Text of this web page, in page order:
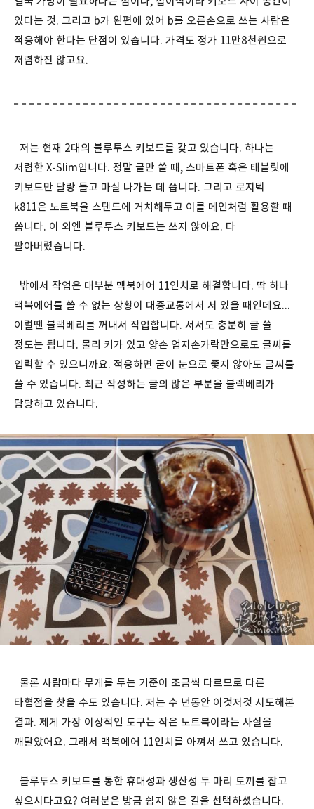
있다는 것. 그리고 b가 왼편에 있어 b를 오른손으로 쓰는 사람은
적응해야 한다는 단점이 있습니다. 가격도 정가 11만8천원으로
저렴하진 않고요.
저는 현재 2대의 블루투스 키보드를 갖고 있습니다. 하나는
저렴한 X-Slim입니다. 정말 글만 쓸 때, 스마트폰 혹은 태블릿에
키보드만 달랑 들고 마실 나가는 데 씁니다. 그리고 로지텍
k811은 노트북을 스탠드에 거치해두고 이를 메인처럼 활용할 때
씁니다. 이 외엔 블루투스 키보드는 쓰지 않아요. 다
팔아버렸습니다.
밖에서 작업은 대부분 맥북에어 11인치로 해결합니다. 딱 하나
맥북에어를 쓸 수 없는 상황이 대중교통에서 서 있을 때인데요...
이럴땐 블랙베리를 꺼내서 작업합니다. 서서도 충분히 글 쓸
정도는 됩니다. 물리 키가 있고 양손 엄지손가락만으로도 글씨를
입력할 수 있으니까요. 적응하면 굳이 눈으로 좇지 않아도 글씨를
쓸 수 있습니다. 최근 작성하는 글의 많은 부분을 블랙베리가
담당하고 있습니다.
물론 사람마다 무게를 두는 기준이 조금씩 다르므로 다른
타협점을 찾을 수도 있습니다. 저는 수 년동안 이것저것 시도해본
결과. 제게 가장 이상적인 도구는 작은 노트북이라는 사실을
깨달았어요. 그래서 맥북에어 11인치를 아껴서 쓰고 있습니다.
블루투스 키보드를 통한 휴대성과 생산성 두 마리 토끼를 잡고
싶으시다고요? 여러분은 방금 쉽지 않은 길을 선택하셨습니다.